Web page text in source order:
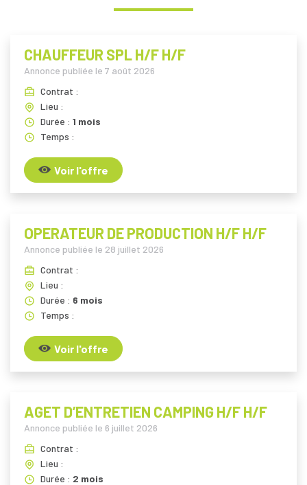
CHAUFFEUR SPL H/F H/F
Annonce publiée le 7 août 2026
Contrat :
Lieu :
Durée : 1 mois
Temps :
Voir l'offre
OPERATEUR DE PRODUCTION H/F H/F
Annonce publiée le 28 juillet 2026
Contrat :
Lieu :
Durée : 6 mois
Temps :
Voir l'offre
AGET D’ENTRETIEN CAMPING H/F H/F
Annonce publiée le 6 juillet 2026
Contrat :
Lieu :
Durée : 2 mois